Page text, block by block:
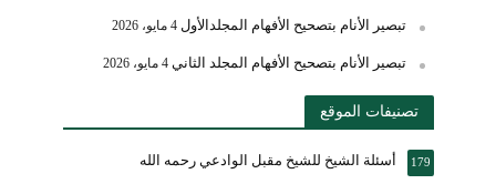
تبصير الأنام بتصحيح الأفهام المجلدالأول 4 مايو، 2026
تبصير الأنام بتصحيح الأفهام المجلد الثاني 4 مايو، 2026
تصنيفات الموقع
أسئلة الشيخ للشيخ مقبل الوادعي رحمه الله 179